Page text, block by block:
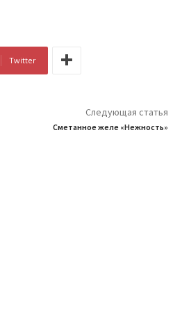
Twitter
Следующая статья
Сметанное желе «Нежность»